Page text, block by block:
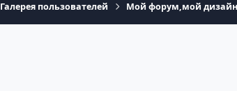
Галерея пользователей Мой форум,мой дизайн